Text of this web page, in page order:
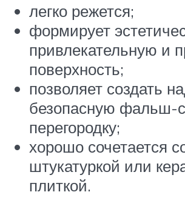
легко режется;
формирует
привлекательную и
поверхность;
позволяет создать
безопасную фальш-
перегородку;
хорошо сочетается
штукатуркой или
плиткой.